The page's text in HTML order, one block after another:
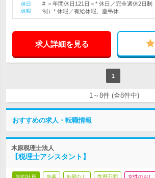
休日
休暇
# ＜年間休日121日＞* 休日／完全週休2日制
制）* 休暇／有給休暇、慶弔休…
求人詳細を見る
1
1～8件 (全8件中)
おすすめの求人・転職情報
木原税理士法人
【税理士アシスタント】
契約社員 急募 転勤なし 学歴不問 女性のおし